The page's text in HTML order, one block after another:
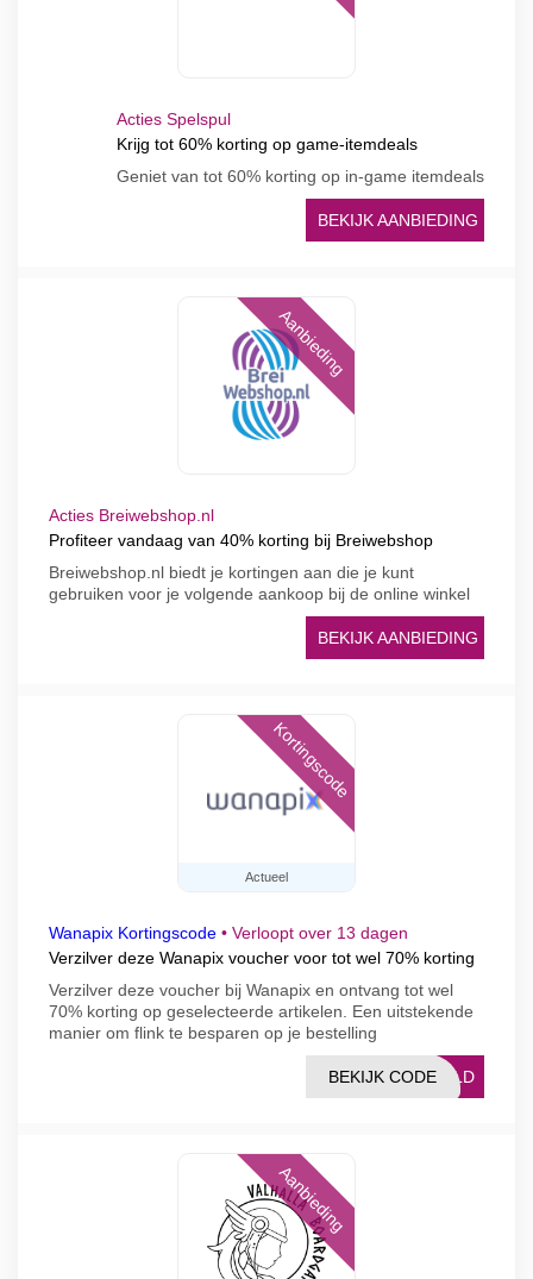
Acties Spelspul
Krijg tot 60% korting op game-itemdeals
Geniet van tot 60% korting op in-game itemdeals
BEKIJK AANBIEDING
Aanbieding
Acties Breiwebshop.nl
Profiteer vandaag van 40% korting bij Breiwebshop
Breiwebshop.nl biedt je kortingen aan die je kunt
gebruiken voor je volgende aankoop bij de online winkel
BEKIJK AANBIEDING
Actueel
Kortingscode
Wanapix Kortingscode • Verloopt over 13 dagen
Verzilver deze Wanapix voucher voor tot wel 70% korting
Verzilver deze voucher bij Wanapix en ontvang tot wel
70% korting op geselecteerde artikelen. Een uitstekende
manier om flink te besparen op je bestelling
FNLD
BEKIJK CODE
Aanbieding